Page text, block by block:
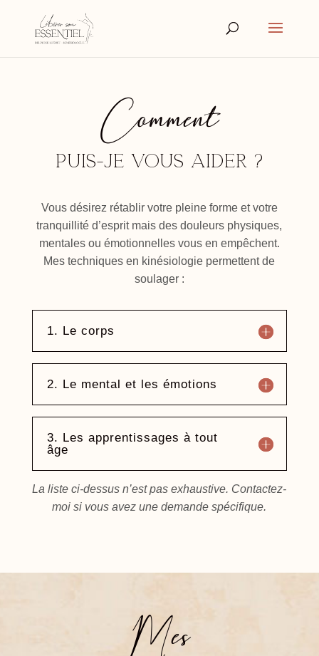
Comment
Puis-je vous aider ?
Vous désirez rétablir votre pleine forme et votre
tranquillité d’esprit mais des douleurs physiques,
mentales ou émotionnelles vous en empêchent.
Mes techniques en kinésiologie permettent de
soulager :
1. Le corps
2. Le mental et les émotions
3. Les apprentissages à tout
âge
La liste ci-dessus n’est pas exhaustive. Contactez-
moi si vous avez une demande spécifique.
Mes